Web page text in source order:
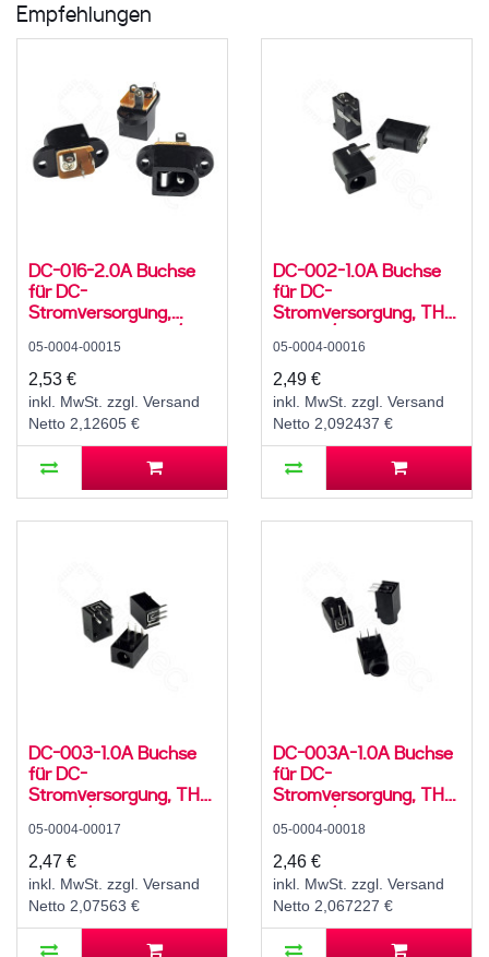
Empfehlungen
DC-016-2.0A Buchse
für DC-
Stromversorgung,
Lötfahnen, für 5,5 /
2,1mm Hohlstecker, 30
V, 500 mA, 0°, -20..70
°C
05-0004-00015
2,53 €
inkl. MwSt. zzgl. Versand
Netto 2,12605 €
DC-002-1.0A Buchse
für DC-
Stromversorgung, THT,
für 3,5 / 1,1 mm
Hohlstecker, 30 V, 500
mA, 90°, -20..70 °C
05-0004-00016
2,49 €
inkl. MwSt. zzgl. Versand
Netto 2,092437 €
DC-003-1.0A Buchse
für DC-
Stromversorgung, THT,
für 3,5 / 1,1 mm
Hohlstecker, 30 V, 500
mA, 90°, -20..70 °C
05-0004-00017
2,47 €
inkl. MwSt. zzgl. Versand
Netto 2,07563 €
DC-003A-1.0A Buchse
für DC-
Stromversorgung, THT,
für 3,5 / 1,1 mm
Hohlstecker, 30 V, 500
mA, 90°, -20..70 °C
05-0004-00018
2,46 €
inkl. MwSt. zzgl. Versand
Netto 2,067227 €